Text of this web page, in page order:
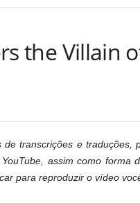
the Villain
transcrições e traduções,
assim como forma
para reproduzir o vídeo